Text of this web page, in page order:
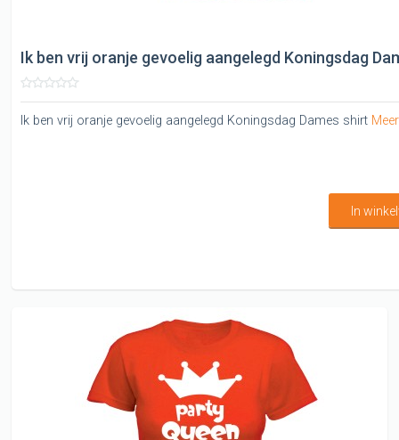
Ik ben vrij oranje gevoelig aangelegd Koningsdag
Ik ben vrij oranje gevoelig aangelegd Koningsdag Dames shirt
In